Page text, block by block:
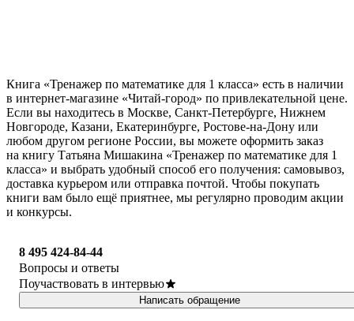
Книга «Тренажер по математике для 1 класса» есть в наличии
в интернет-магазине «Читай-город» по привлекательной цене.
Если вы находитесь в Москве, Санкт-Петербурге, Нижнем
Новгороде, Казани, Екатеринбурге, Ростове-на-Дону или
любом другом регионе России, вы можете оформить заказ
на книгу Татьяна Мишакина «Тренажер по математике для 1
класса» и выбрать удобный способ его получения: самовывоз,
доставка курьером или отправка почтой. Чтобы покупать
книги вам было ещё приятнее, мы регулярно проводим акции
и конкурсы.
8 495 424-84-44
Вопросы и ответы
Поучаствовать в интервью
Написать обращение